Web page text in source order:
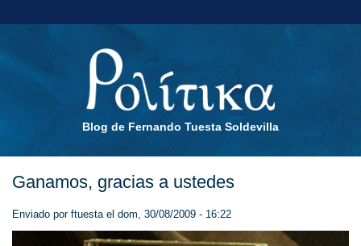
Blog de Fernando Tuesta Soldevilla
Ganamos, gracias a ustedes
Enviado por ftuestael dom, 30/08/2009 - 16:22